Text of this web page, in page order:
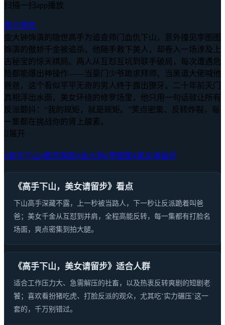
扫描一扫app播放
简介角色
金大钟饰演的隐世高手为追查师门血仇下山，意外撞见李图图
饰演的傲娇千金被追杀。他随手救下美人，却卷入一场涉及上
古秘宝的惊天棋局。两人从互怼互坑到联手破局，每次遭遇危
险都能爆出神操作——当豪门少爷跪求拜师、当黑道大佬喊他
爸爸，这个看似平平无奇的男人终于露出獠牙。二十年前灭门
真相浮出水面，美女环绕的修罗场里，他只用一句话就让所有
反派颤抖：“我的规矩，就是规矩。”笑点密集、反转炸裂，每
一集都在挑战你的肾上腺素。
 展开
#高手下山#都市爽剧 #金大钟#李图图#美女请留步
《高手下山，美女请留步》看点
下山高手深藏不露，上一秒被当路人，下一秒让反派跪着叫爸
爸；美女千金从互怼到并肩，全程高能反转，每一集都有打脸名
场面，爽点密集到拍大腿。
《高手下山，美女请留步》适合人群
适合工作压力大、急需解压的社畜，以及热衷反转爽剧的短剧老
饕；喜欢看扮猪吃虎、打脸反派的观众，尤其吃‘实力碾压’这一
套的，千万别错过。